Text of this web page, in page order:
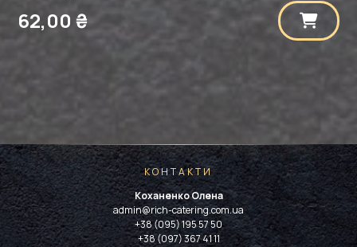
62,00 ₴
КОНТАКТИ
Коханенко Олена
admin@rich-catering.com.ua
+38 (095) 195 57 50
+38 (097) 367 41 11